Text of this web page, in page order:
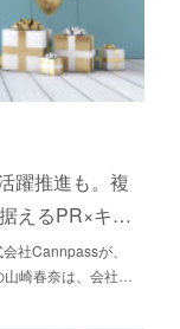
躍推進も。複
えるPR×キ…
社Cannpassが、
山崎春奈は、会社…